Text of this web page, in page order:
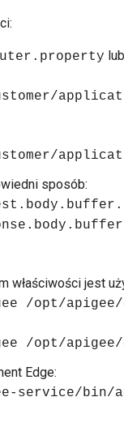
lub
sposób:
właściwości jest
/opt/
/opt/
Edge:
service/bin/